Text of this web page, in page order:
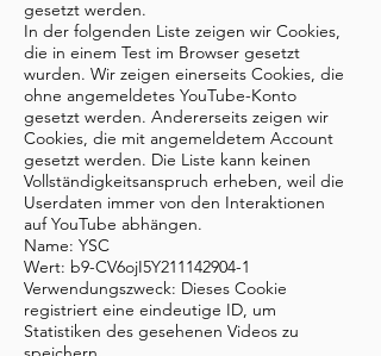
gesetzt werden.
In der folgenden Liste zeigen wir Cookies,
die in einem Test im Browser gesetzt
wurden. Wir zeigen einerseits Cookies, die
ohne angemeldetes YouTube-Konto
gesetzt werden. Andererseits zeigen wir
Cookies, die mit angemeldetem Account
gesetzt werden. Die Liste kann keinen
Vollständigkeitsanspruch erheben, weil die
Userdaten immer von den Interaktionen
auf YouTube abhängen.
Name: YSC
Wert: b9-CV6ojI5Y211142904-1
Verwendungszweck: Dieses Cookie
registriert eine eindeutige ID, um
Statistiken des gesehenen Videos zu